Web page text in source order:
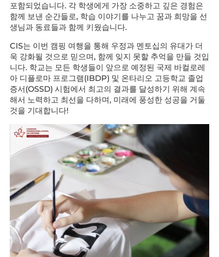
포함되었습니다. 각 학생에게 가장 소중하고 깊은 경험은
함께 보낸 순간들로, 학습 이야기를 나누고 꿈과 희망을 선
생님과 동료들과 함께 키웠습니다.
CIS는 이번 캠핑 여행을 통해 우정과 멘토십의 유대가 더
욱 강화될 것으로 믿으며, 함께 잊지 못할 추억을 만들 것입
니다. 학교는 모든 학생들이 앞으로 예정된 국제 바컬로레
아 디플로마 프로그램(IBDP) 및 온타리오 고등학교 졸업
증서(OSSD) 시험에서 최고의 결과를 달성하기 위해 계속
해서 노력하고 최선을 다하며, 미래에 풍성한 성공을 거둘
것을 기대합니다!